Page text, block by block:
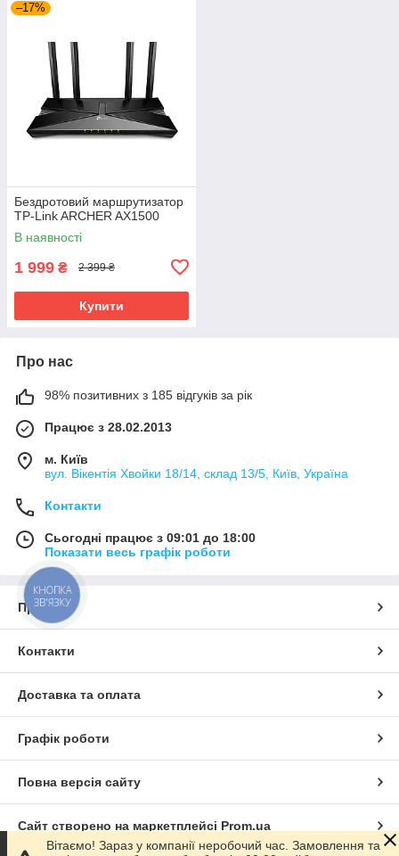
–17%
Бездротовий маршрутизатор
TP-Link ARCHER AX1500
В наявності
1 999 ₴ 2 399 ₴
Купити
Про нас
98% позитивних з 185 відгуків за рік
Працює з 28.02.2013
м. Київ
вул. Вікентія Хвойки 18/14, склад 13/5, Київ, Україна
Контакти
Сьогодні працює з 09:01 до 18:00
Показати весь графік роботи
Про нас
Контакти
Доставка та оплата
Графік роботи
Повна версія сайту
Сайт створено на маркетплейсі Prom.ua
Вітаємо! Зараз у компанії неробочий час. Замовлення та
КНОПКА
ЗВ'ЯЗКУ